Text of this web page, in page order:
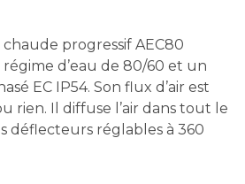
chaude progressif AEC80
d’eau de 80/60 et un
EC IP54. Son flux d’air est
rien. Il diffuse l’air dans tout le
déflecteurs réglables à 360